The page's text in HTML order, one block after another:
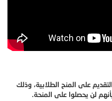
على المنح الطلابية، وذلك
لن يحصلوا على المنحة.